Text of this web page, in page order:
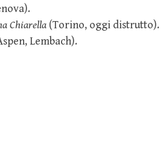
Chiarella (Torino, oggi distrutto).
Lembach).